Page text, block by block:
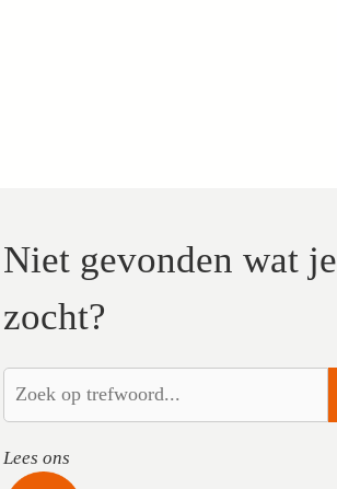
Niet gevonden wat je
zocht?
Lees ons